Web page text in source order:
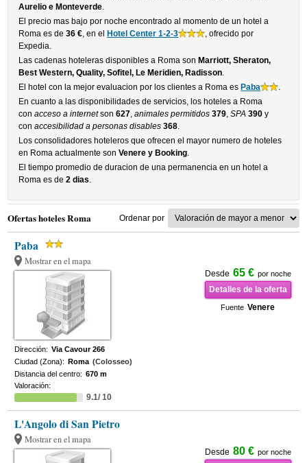
Aurelio e Monteverde.
El precio mas bajo por noche encontrado al momento de un hotel a
Roma es de36 €, en el Hotel Center 1-2-3
, ofrecido por
Expedia.
Las cadenas hoteleras disponibles a Roma son Marriott, Sheraton,
Best Western, Quality, Sofitel, Le Meridien, Radisson.
El hotel con la mejor evaluacion por los clientes a Roma es Paba
.
En cuanto a las disponibilidades de servicios, los hoteles a Roma
conacceso a internetson627,animales permitidos 379,SPA 390 y
conaccesibilidad a personas disables 368.
Los consolidadores hoteleros que ofrecen el mayor numero de hoteles
en Roma actualmente sonVenere y Booking.
El tiempo promedio de duracion de una permanencia en un hotel a
Roma es de2 dias.
Ofertas hoteles Roma Ordenar por
Paba
Mostrar en el mapa
Desde 65 € por noche
Detalles de la oferta
Fuente Venere
Dirección: Via Cavour 266
Ciudad (Zona): Roma (Colosseo)
Distancia del centro: 670 m
Valoración:
9.1/ 10
L'Angolo di San Pietro
Mostrar en el mapa
Desde 80 € por noche